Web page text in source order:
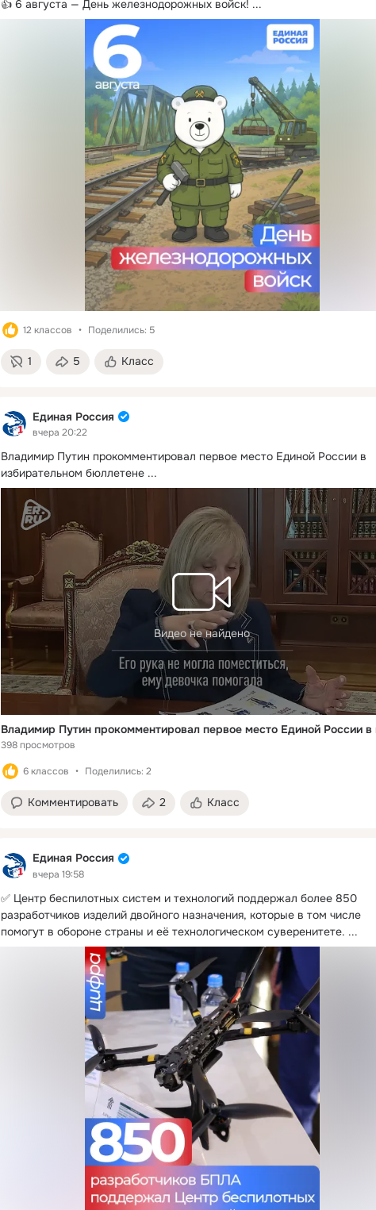
👍 6 августа — День железнодорожных войск! ...
12 классов Поделились: 5
1 5 Класс
Единая Россия
вчера 20:22
Владимир Путин прокомментировал первое место Единой России в
избирательном бюллетене ...
Видео не найдено
398 просмотров
6 классов Поделились: 2
Комментировать 2 Класс
Единая Россия
вчера 19:58
✅ Центр беспилотных систем и технологий поддержал более 850
разработчиков изделий двойного назначения, которые в том числе
помогут в обороне страны и её технологическом суверенитете. ...